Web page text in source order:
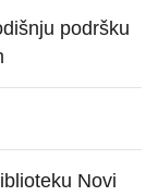
podršku
Novi